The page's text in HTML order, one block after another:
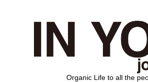
Organic Life to all the